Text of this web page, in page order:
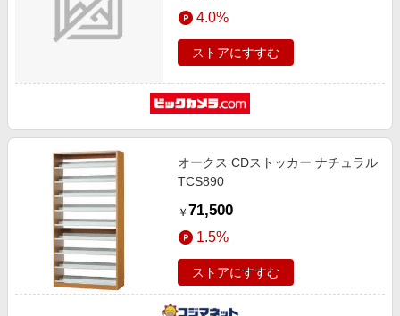
4.0%
ストアにすすむ
オークス CDストッカー ナチュラル
TCS890
￥ 71,500
1.5%
ストアにすすむ